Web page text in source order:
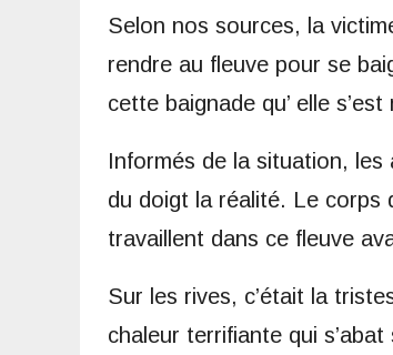
Selon nos sources, la
rendre au fleuve pour se
cette baignade qu’ elle s’est
Informés de la situation,
du doigt la réalité. Le corps
travaillent dans ce fleuve
Sur les rives, c’était la
chaleur terrifiante qui